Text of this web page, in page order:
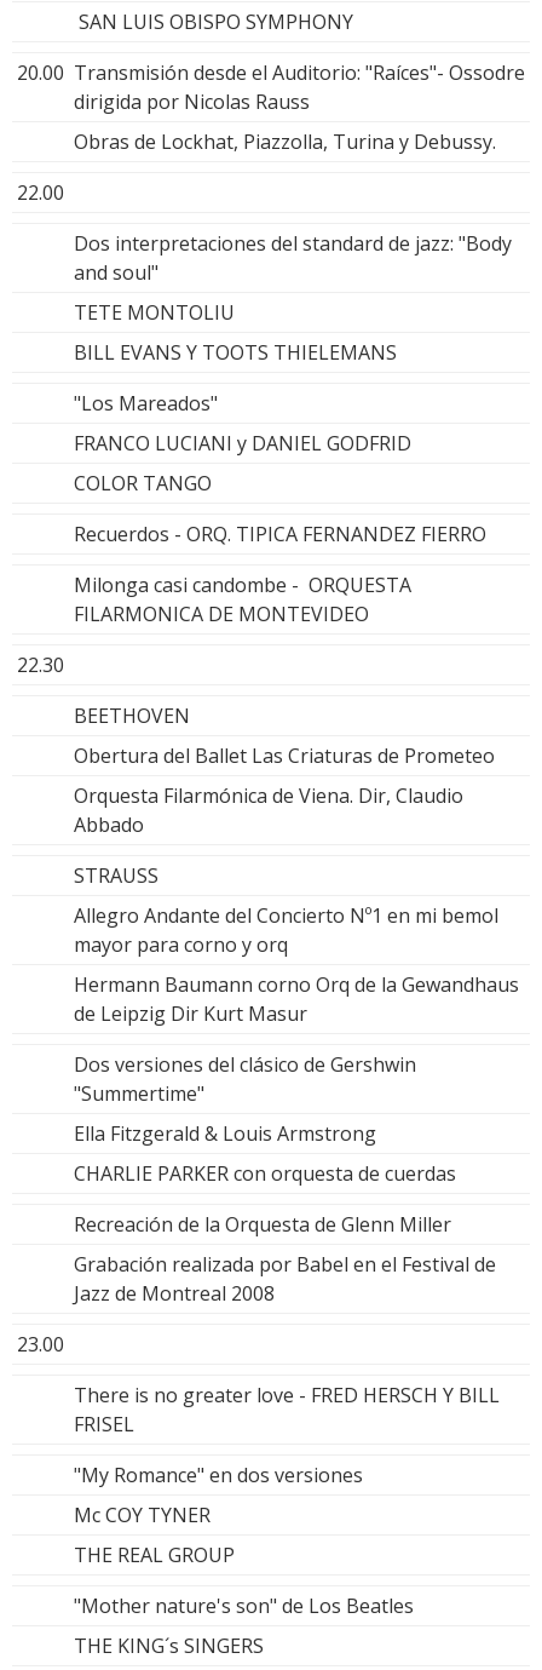
SAN LUIS OBISPO SYMPHONY
20.00 Transmisión desde el Auditorio: "Raíces"- Ossodre
dirigida por Nicolas Rauss
Obras de Lockhat, Piazzolla, Turina y Debussy.
22.00
Dos interpretaciones del standard de jazz: "Body
and soul"
TETE MONTOLIU
BILL EVANS Y TOOTS THIELEMANS
"Los Mareados"
FRANCO LUCIANI y DANIEL GODFRID
COLOR TANGO
Recuerdos - ORQ. TIPICA FERNANDEZ FIERRO
Milonga casi candombe - ORQUESTA
FILARMONICA DE MONTEVIDEO
22.30
BEETHOVEN
Obertura del Ballet Las Criaturas de Prometeo
Orquesta Filarmónica de Viena. Dir, Claudio
Abbado
STRAUSS
Allegro Andante del Concierto Nº1 en mi bemol
mayor para corno y orq
Hermann Baumann corno Orq de la Gewandhaus
de Leipzig Dir Kurt Masur
Dos versiones del clásico de Gershwin
"Summertime"
Ella Fitzgerald & Louis Armstrong
CHARLIE PARKER con orquesta de cuerdas
Recreación de la Orquesta de Glenn Miller
Grabación realizada por Babel en el Festival de
Jazz de Montreal 2008
23.00
There is no greater love - FRED HERSCH Y BILL
FRISEL
"My Romance" en dos versiones
Mc COY TYNER
THE REAL GROUP
"Mother nature's son" de Los Beatles
THE KING´s SINGERS